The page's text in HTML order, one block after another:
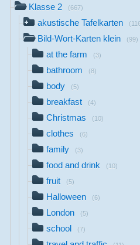
Klasse 2 (667)
akustische Tafelkarten
Bild-Wort-Karten klein (99)
at the farm (3)
bathroom (8)
body (5)
breakfast (4)
Christmas (10)
clothes (6)
family (3)
food and drink (10)
fruit (5)
Halloween (6)
London (5)
school (7)